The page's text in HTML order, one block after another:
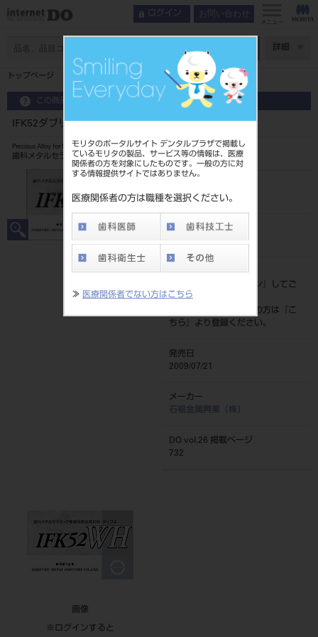
モリタのポータルサイト デンタルプラザで掲載し
ているモリタの製品、サービス等の情報は、医療
関係者の方を対象にしたものです。一般の方に対
する情報提供サイトではありません。
医療関係者の方は職種を選択ください。
≫ 医療関係者でない方はこちら
ログイン お問い合わせ
メニュー
詳細
トップページ IFK52ダブリューエイチ
この商品に関するお問い合わせ
IFK52ダブリューエイチ
Precious Alloy for Metal Bond Technique
歯科メタルセラミック修復用貴金属材料
203010514
JAN/EANコード
標準価格
ログイン
』してご
覧ください。
ネット会員登録がまだの方は『
こ
ちら
』より登録ください。
発売日
2009/07/21
メーカー
石福金属興業（株）
DO vol.26 掲載ページ
732
画像
※ログインすると